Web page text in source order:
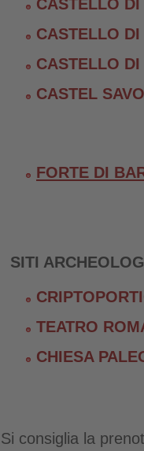
CASTELLO DI
CASTELLO
CASTELLO DI
CASTEL
FORTE DI
SITI
TEATRO
CHIESA
Si consiglia la